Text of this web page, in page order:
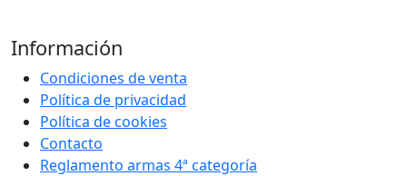
Información
Condiciones de venta
Política de privacidad
Política de cookies
Contacto
Reglamento armas 4ª categoría